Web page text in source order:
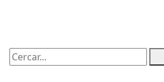
Cercar: